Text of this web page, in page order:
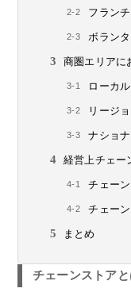
フラン
ボラン
商圏エリアに
ローカ
リージ
ナショ
経営上チェー
チェー
チェー
まとめ
チェーンストアと